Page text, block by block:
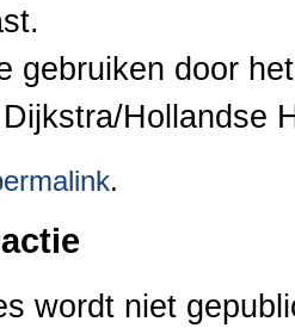
gebruiken door
Hollandse
.
wordt niet